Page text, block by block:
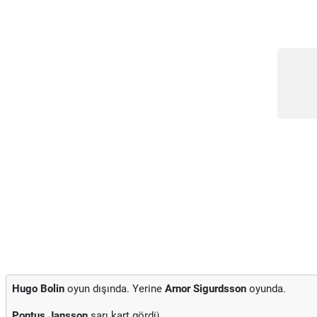
Hugo Bolin oyun dışında. Yerine Arnor Sigurdsson oyunda.